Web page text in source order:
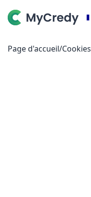
Page d'accueil/Cookies